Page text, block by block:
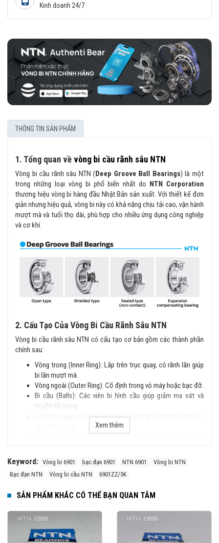
Kinh doanh 24/7
THÔNG TIN SẢN PHẨM
1. Tổng quan về vòng bi cầu rãnh sâu NTN
Vòng bi cầu rãnh sâu NTN (Deep Groove Ball Bearings) là một
trong những loại vòng bi phổ biến nhất do NTN Corporation
thương hiệu vòng bi hàng đầu Nhật Bản sản xuất. Với thiết kế đơn
giản nhưng hiệu quả, vòng bi này có khả năng chịu tải cao, vận hành
mượt mà và tuổi thọ dài, phù hợp cho nhiều ứng dụng công nghiệp
và cơ khí.
2. Cấu Tạo Của Vòng Bi Cầu Rãnh Sâu NTN
Vòng bi cầu rãnh sâu NTN có cấu tạo cơ bản gồm các thành phần
chính sau:
Vòng trong (Inner Ring): Lắp trên trục quay, có rãnh lăn giúp
bi lăn mượt mà.
Vòng ngoài (Outer Ring): Cố định trong vỏ máy hoặc bạc đỡ.
Bi cầu (Balls): Các viên bi hình cầu giúp giảm ma sát và
truyền tải trọng.
Lồng bi (Cage): Giữ các viên bi cố định, giúp phân bổ đều lực
3. Đặc Điểm Nổi Bật
Chịu tải tốt cả hướng tâm và dọc trục.
Tốc độ quay cao, ma sát thấp, vận hành êm ái.
Độ bền cao, ít phải bảo trì.
Có nhiều phiên bản với nắp chắn bụi hoặc phớt chặn dầu.
Xem thêm
Keyword: Vòng bi 6901 bạc đạn 6901 NTN 6901
Vòng bi NTN
Bạc đạn NTN
Vòng bi cầu NTN 6901ZZ/5K
SẢN PHẨM KHÁC CÓ THỂ BẠN QUAN TÂM